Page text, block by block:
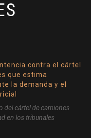
contra el cártel
que estima
la demanda y el
del cártel de camiones
en los tribunales